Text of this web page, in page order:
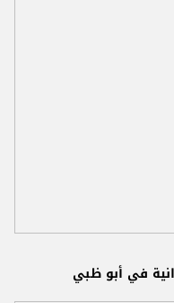
في أبو ظبي